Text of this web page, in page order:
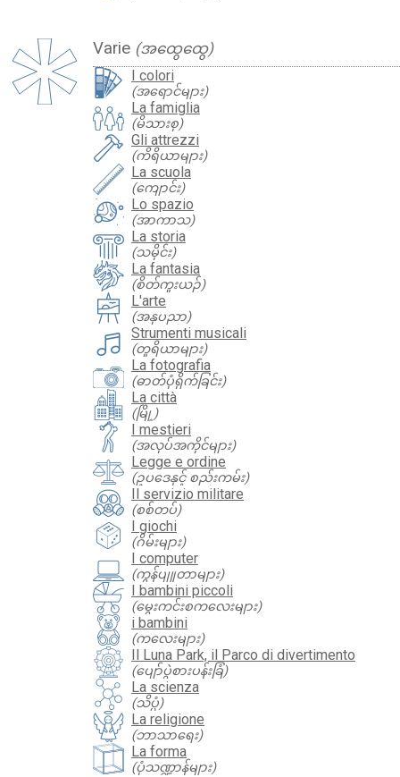
Varie (အထွေထွေ)
I colori
(အရောင်များ)
La famiglia
(မိသားစု)
Gli attrezzi
(ကိရိယာများ)
La scuola
(ကျောင်း)
Lo spazio
(အာကာသ)
La storia
(သမိုင်း)
La fantasia
(စိတ်ကူးယဉ်)
L'arte
(အနုပညာ)
Strumenti musicali
(တူရိယာများ)
La fotografia
(ဓာတ်ပုံရိုက်ခြင်း)
La città
(မြို့)
I mestieri
(အလုပ်အကိုင်များ)
Legge e ordine
(ဥပဒေနှင့် စည်းကမ်း)
Il servizio militare
(စစ်တပ်)
I giochi
(ဂိမ်းများ)
I computer
(ကွန်ပျူတာများ)
I bambini piccoli
(မွေးကင်းစကလေးများ)
i bambini
(ကလေးများ)
Il Luna Park, il Parco di divertimento
(ပျော်ပွဲစားပန်းခြံ)
La scienza
(သိပ္ပံ)
La religione
(ဘာသာရေး)
La forma
(ပုံသဏ္ဍာန်များ)